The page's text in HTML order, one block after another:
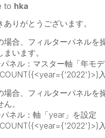
to hka
ありがとうございます。
場合、フィルターパネルを
います。
ネル：マスター軸「年モ
場合、フィルターパネルを
。
ネル：軸「year」を設定